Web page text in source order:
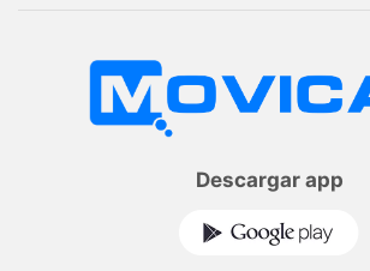
Descargar app